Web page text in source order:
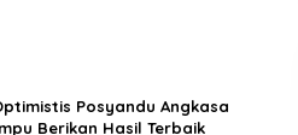
Posyandu Angkasa
Berikan Hasil Terbaik